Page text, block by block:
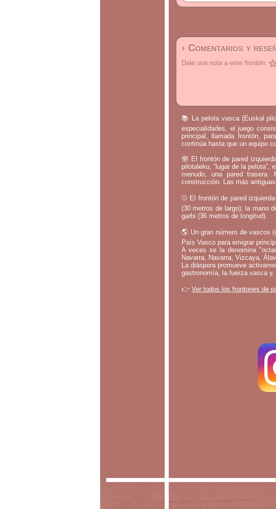
› Comentarios y
Dale una nota a este frontón:
📚 La pelota vasca (Euskal
especialidades, el juego
principal, llamada frontón,
continúa hasta que un equipo
🤓 El frontón de pared
pilotaleku, “lugar de la pelota”,
menudo, una pared
construcción. Las más
⚾ El frontón de pared
(30 metros de largo); la mano
garbi (36 metros de longitud).
🌎 Un gran número de vascos
País Vasco para emigrar
A veces se la denomina
Navarra, Navarra, Vizcaya,
La diáspora promueve
gastronomía, la fuerza vasca
👉 Ver todos los frontones de